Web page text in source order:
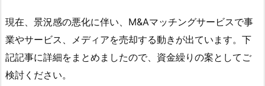
現在、景況感の悪化に伴い、M&Aマッチングサービスで事
業やサービス、メディアを売却する動きが出ています。下
記記事に詳細をまとめましたので、資金繰りの案としてご
検討ください。